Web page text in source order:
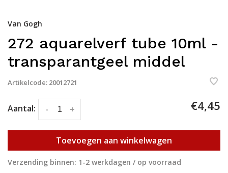
Van Gogh
272 aquarelverf tube 10ml -
transparantgeel middel
Artikelcode: 20012721
Aantal: +
- €4,45
Toevoegen aan winkelwagen
Verzending binnen: 1-2 werkdagen / op voorraad